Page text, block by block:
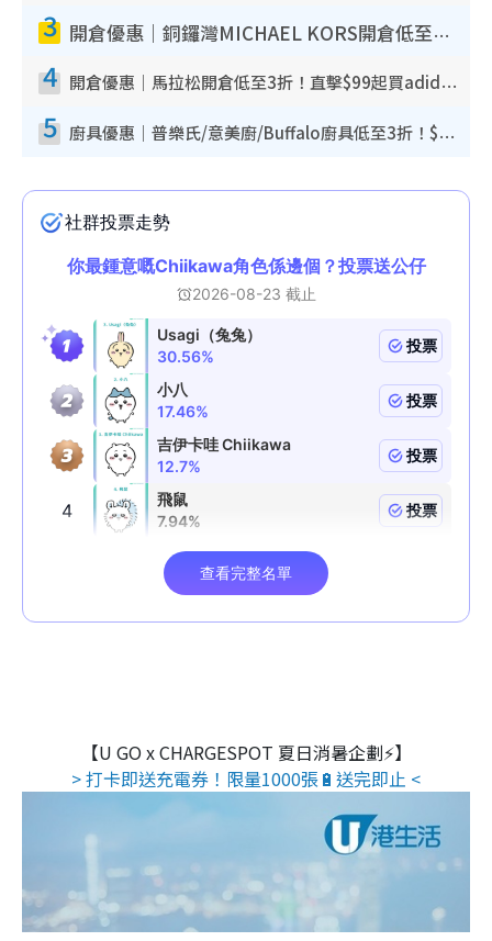
3 開倉優惠｜銅鑼灣MICHAEL KORS開倉低至17折！直擊$500起買手袋/銀包/鞋款 必買經典Jet Set系列
4 開倉優惠｜馬拉松開倉低至3折！直擊$99起買adidas／New Balance／Puma鞋款 STANLEY保溫杯劈價至$119起
5 廚具優惠｜普樂氏/意美廚/Buffalo廚具低至3折！$89起買煎鍋／炒鑊／個人鍋 同場小家電激減至$99起
【U GO x CHARGESPOT 夏日消暑企劃⚡】
> 打卡即送充電券！限量1000張🔋送完即止 <